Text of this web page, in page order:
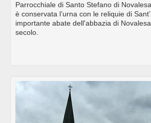
Parrocchiale di Santo Stefano di
è conservata l’urna con le reliquie di
importante abate dell'abbazia di
secolo.